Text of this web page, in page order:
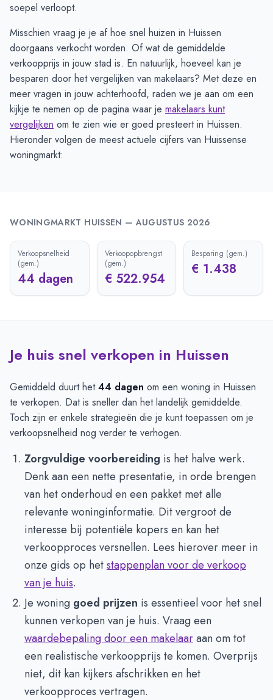
soepel verloopt.
Misschien vraag je je af hoe snel huizen in Huissen
doorgaans verkocht worden. Of wat de gemiddelde
verkoopprijs in jouw stad is. En natuurlijk, hoeveel kan je
besparen door het vergelijken van makelaars? Met deze en
meer vragen in jouw achterhoofd, raden we je aan om een
kijkje te nemen op de pagina waar je makelaars kunt
vergelijken om te zien wie er goed presteert in Huissen.
Hieronder volgen de meest actuele cijfers van Huissense
woningmarkt:
WONINGMARKT HUISSEN —AUGUSTUS 2026
Verkoopsnelheid
(gem.)
44 dagen
Verkoopopbrengst
(gem.)
€ 522.954
Besparing (gem.)
€ 1.438
Je huis snel verkopen in Huissen
Gemiddeld duurt het44 dagen om een woning in Huissen
te verkopen. Dat is sneller dan het landelijk gemiddelde.
Toch zijn er enkele strategieën die je kunt toepassen om je
verkoopsnelheid nog verder te verhogen.
Zorgvuldige voorbereiding is het halve werk.
Denk aan een nette presentatie, in orde brengen
van het onderhoud en een pakket met alle
relevante woninginformatie. Dit vergroot de
interesse bij potentiële kopers en kan het
verkoopproces versnellen. Lees hierover meer in
onze gids op hetstappenplan voor de verkoop
van je huis.
Je woning goed prijzen is essentieel voor het snel
kunnen verkopen van je huis. Vraag een
waardebepaling door een makelaaraan om tot
een realistische verkoopprijs te komen. Overprijs
niet, dit kan kijkers afschrikken en het
verkoopproces vertragen.